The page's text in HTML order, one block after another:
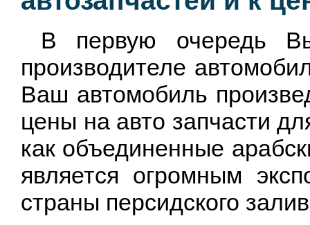
В первую очередь Вы
производителе
Ваш автомобиль
цены на авто запчасти
как объединенные
является огромным
страны персидского